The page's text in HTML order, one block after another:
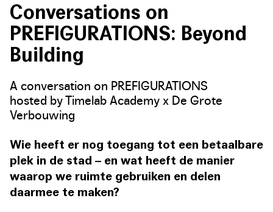
Conversations on
PREFIGURATIONS: Beyond
Building
A conversation on PREFIGURATIONS
hosted by Timelab Academy x De Grote
Verbouwing
Wie heeft er nog toegang tot een betaalbare
plek in de stad – en wat heeft de manier
waarop we ruimte gebruiken en delen
daarmee te maken?